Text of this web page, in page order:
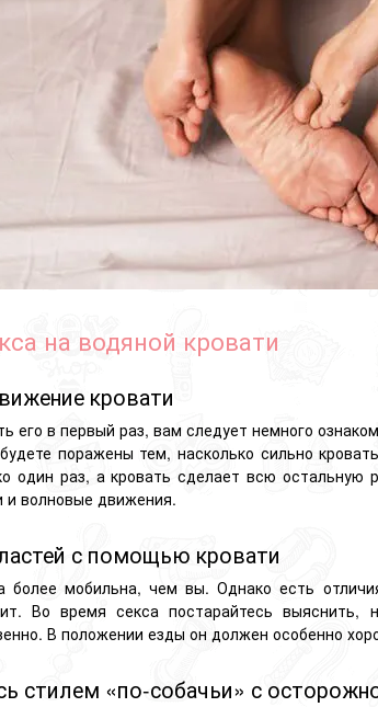
на водяной кровати
кровати
его в первый раз, вам следует немного
поражены тем, насколько сильно
один раз, а кровать сделает всю остальную
и волновые движения.
с помощью кровати
более мобильна, чем вы. Однако есть
Во время секса постарайтесь выяснить,
В положении езды он должен особенно
стилем «по-собачьи» с